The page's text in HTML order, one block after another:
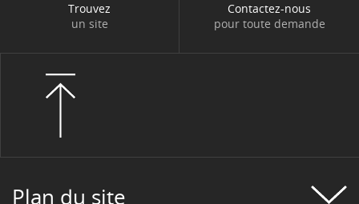
Trouvez
un site
Contactez-nous
pour toute demande
Plan du site